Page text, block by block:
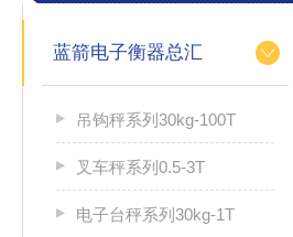
蓝箭电子衡器总汇
吊钩秤系列30kg-100T
叉车秤系列0.5-3T
电子台秤系列30kg-1T